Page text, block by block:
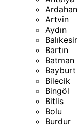
Ardahan
Artvin
Aydın
Balıkesir
Bartın
Batman
Bayburt
Bilecik
Bingöl
Bitlis
Bolu
Burdur